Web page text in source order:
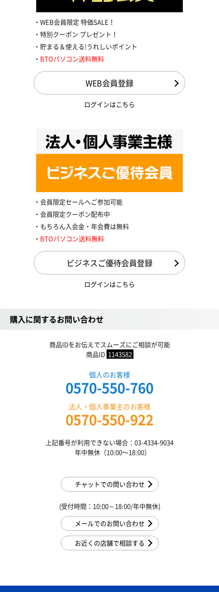
WEB会員限定 特価SALE！
特別クーポン プレゼント！
貯まる＆使える!うれしいポイント
BTOパソコン送料無料
WEB会員登録
ログインはこちら
会員限定セールへご参加可能
会員限定クーポン配布中
もちろん入会金・年会費は無料
BTOパソコン送料無料
ビジネスご優待会員登録
ログインはこちら
購入に関するお問い合わせ
商品IDをお伝えでスムーズにご相談が可能
商品ID 1143582
個人のお客様
0570-550-760
法人・個人事業主のお客様
0570-550-922
上記番号が利用できない場合：03-4334-9034
年中無休（10:00〜18:00）
チャットでの問い合わせ
(受付時間：10:00～18:00/年中無休)
メールでのお問い合わせ
お近くの店舗で相談する